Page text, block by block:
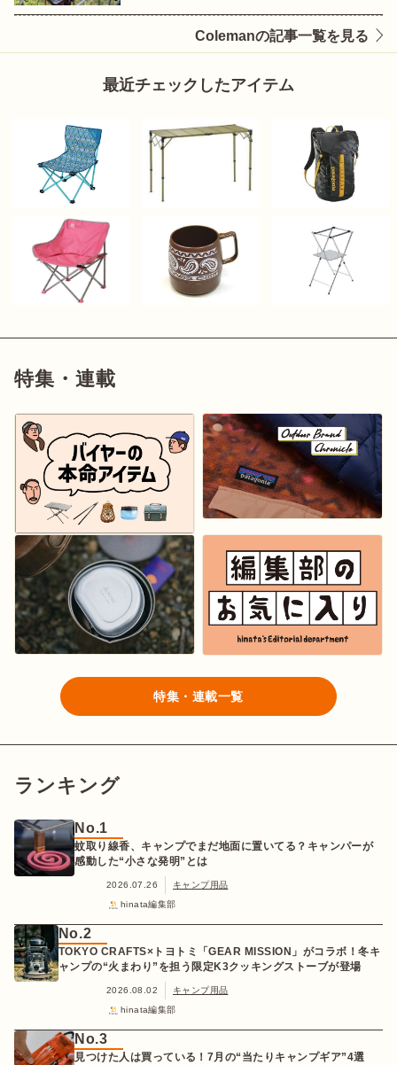
Colemanの記事一覧を見る
最近チェックしたアイテム
特集・連載
特集・連載一覧
ランキング
No.1
蚊取り線香、キャンプでまだ地面に置いてる？キャンパーが
感動した“小さな発明”とは
2026.07.26
キャンプ用品
hinata編集部
No.2
TOKYO CRAFTS×トヨトミ「GEAR MISSION」がコラボ！冬キ
ャンプの“火まわり”を担う限定K3クッキングストーブが登場
2026.08.02
キャンプ用品
hinata編集部
No.3
見つけた人は買っている！7月の“当たりキャンプギア”4選